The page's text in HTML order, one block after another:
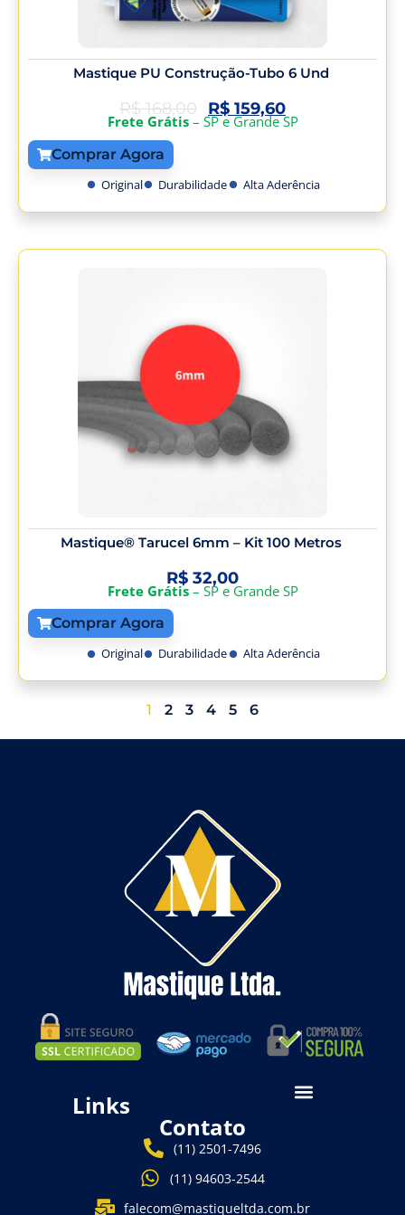
Mastique PU Construção-Tubo 6 Und
R$168,00 R$ 159,60
Frete Grátis– SP e Grande SP
Comprar Agora
Original Durabilidade Alta Aderência
Mastique® Tarucel 6mm – Kit 100 Metros
R$ 32,00
Frete Grátis– SP e Grande SP
Comprar Agora
Original Durabilidade Alta Aderência
1 2 3 4 5 6
Links
Contato
(11) 2501-7496
(11) 94603-2544
falecom@mastiqueltda.com.br